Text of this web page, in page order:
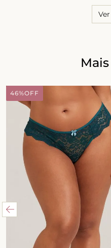
caimento, tanto para as
46%OFF